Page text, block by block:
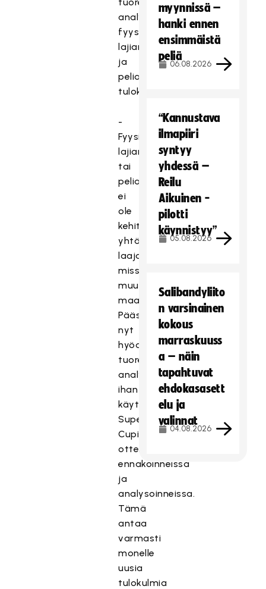
analyysin,
fyysisen
lajianalyysin
ja
pelianalyysin,
tuloksia.
-
Fyysistä
lajianalyysia
tai
pelianalytiikkaa
ei
ole
kehitetty
yhtä
laajasti
missään
muualla
maailmassa.
Pääsemme
nyt
hyödyntämään
tuoreita
analyyseja
ihan
käytännössä
Super
Cupin
otteluiden
ennakoinneissa
ja
analysoinneissa.
Tämä
antaa
varmasti
monelle
uusia
tulokulmia
myynnissä –
hanki ennen
ensimmäistä
peliä
06.08.2026
“Kannustava
ilmapiiri
syntyy
yhdessä –
Reilu
Aikuinen -
pilotti
käynnistyy”
05.08.2026
Salibandyliito
n varsinainen
kokous
marraskuuss
a – näin
tapahtuvat
ehdokasasett
elu ja
valinnat
04.08.2026